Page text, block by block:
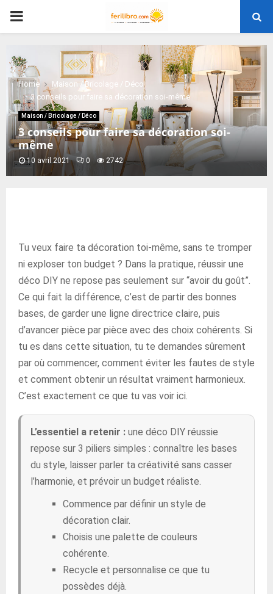
PRIMARY
Home
Maison / Bricolage / Déco
3 conseils pour faire sa décoration soi-même
Maison / Bricolage / Déco
3 conseils pour faire sa décoration soi-
même
10 avril 2021 0 2742
Tu veux faire ta décoration toi-même, sans te tromper
ni exploser ton budget ? Dans la pratique, réussir une
déco DIY ne repose pas seulement sur “avoir du goût”.
Ce qui fait la différence, c’est de partir des bonnes
bases, de garder une ligne directrice claire, puis
d’avancer pièce par pièce avec des choix cohérents. Si
tu es dans cette situation, tu te demandes sûrement
par où commencer, comment éviter les fautes de style
et comment obtenir un résultat vraiment harmonieux.
C’est exactement ce que tu vas voir ici.
L’essentiel a retenir : une déco DIY réussie
repose sur 3 piliers simples : connaître les bases
du style, laisser parler ta créativité sans casser
l’harmonie, et prévoir un budget réaliste.
Commence par définir un style de
décoration clair.
Choisis une palette de couleurs
cohérente.
Recycle et personnalise ce que tu
possèdes déjà.